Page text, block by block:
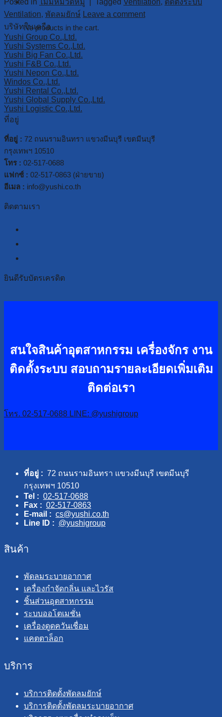
No products in the cart.
Posted inไม่มีหมวดหมู่ Tagged Ventilation, ติดตั้งระบบ
Ventilation, พัดลมยักษ์ Leave a comment
บริษัทในเครือ
Yushi Group Co.,Ltd.
Yushi Systems Co.,Ltd.
Yushi Big Fan Co.,Ltd.
Yushi F&B Co.,Ltd.
Yushi Nepon Co.,Ltd.
Windos Co.,Ltd.
Yushi Rental Co.,Ltd.
Yushi Global Supply Co.,Ltd.
Yushi Logistic Co.,Ltd.
ที่อยู่
ที่อยู่ : 72 ถนนรามอินทรา แขวงมีนบุรี เขตมีนบุรี
กรุงเทพฯ 10510
โทร : 02-517-0688
แฟกซ์ : 02-517-0863 (ฝ่ายขาย)
อีเมล : info@yushi.co.th
ติดตามเรา
ยินดีรับบัตรเครดิต
สนใจสินค้าอุตสาหกรรม เครื่องจักร งาน
ติดตั้งระบบ สอบถามรายละเอียดเพิ่มเติม
ติดต่อเรา
โทร. 02-517-0688 LINE: @yushigroup
ที่อยู่ : 72 ถนนรามอินทรา แขวงมีนบุรี เขตมีนบุรี
กรุงเทพฯ 10510
Tel : 02-517-0688
Fax : 02-517-0863
E-mail : cs@yushi.co.th
Line ID : @yushigroup
สินค้า
พัดลมระบายอากาศ
เครื่องกำจัดกลิ่น และไวรัส
ชิ้นส่วนอุตสาหกรรม
ระบบออโตเมชั่น
เครื่องดูดควันเชื่อม
แคตตาล็อก
บริการ
บริการติดตั้งพัดลมยักษ์
บริการติดตั้งพัดลมระบายอากาศ